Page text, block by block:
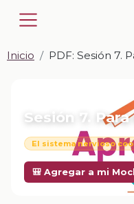
Inicio PDF: Sesión 7.
Sesión 7.
El sistema nervioso
🎒 Agregar a mi